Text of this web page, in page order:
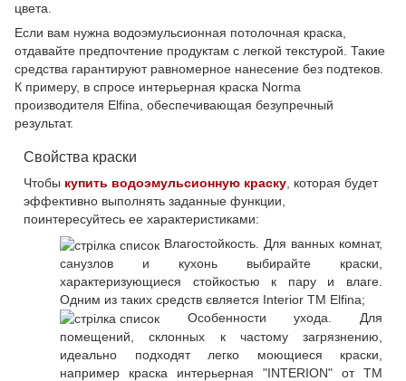
цвета.
Если вам нужна водоэмульсионная потолочная краска,
отдавайте предпочтение продуктам с легкой текстурой. Такие
средства гарантируют равномерное нанесение без подтеков.
К примеру, в спросе интерьерная краска Norma
производителя Elfina, обеспечивающая безупречный
результат.
Свойства краски
Чтобы купить водоэмульсионную краску, которая будет
эффективно выполнять заданные функции,
поинтересуйтесь ее характеристиками:
Влагостойкость. Для ванных комнат,
санузлов и кухонь выбирайте краски,
характеризующиеся стойкостью к пару и влаге.
Одним из таких средств євляется Interior TM Elfina;
Особенности ухода. Для
помещений, склонных к частому загрязнению,
идеально подходят легко моющиеся краски,
например краска интерьерная "INTERION" от ТМ